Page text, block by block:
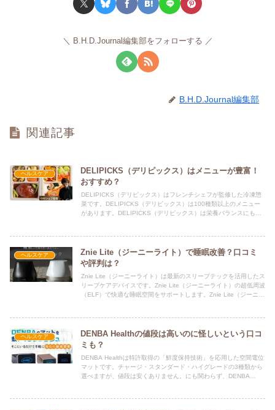
B.H.D.Journal編集部をフォローする
B.H.D.Journal編集部
関連記事
ヘルスケア
DELIPICKS（デリピックス）はメニューが豊富！
おすすめ？
DELIPICKS（デリピックス）はフレンチシェフが監修した冷凍惣
菜です。DELIPICKS（デリピックス）は100種類以上のメニュー
があります。DELIPICKS（デリピックス）は栄養バランスにも配
ヘルスケア
Znie Lite（ジーニーライト）で睡眠改善？口コミ
や評判は？
Znie Lite（ジーニーライト）は最新のスリープテックを活用したス
リープケアデバイスです。Znie Lite（ジーニーライト）の超低周波
（ELF）で快適な睡眠空間をサポートします。Znie Lite（ジーニー
ヘルスケア
DENBA Healthの値段は高いのに怪しいという口コ
ミも？
DENBA Healthは特許取得の「鮮度保持技術」を応用した空間電位
マットです。チャージ・スタンダード・ハイグレードの3種類から
選べますが、値段は安くありません。にも関わらず、DENBA